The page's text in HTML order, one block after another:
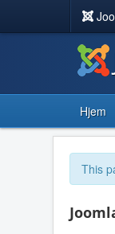
Hjem
This